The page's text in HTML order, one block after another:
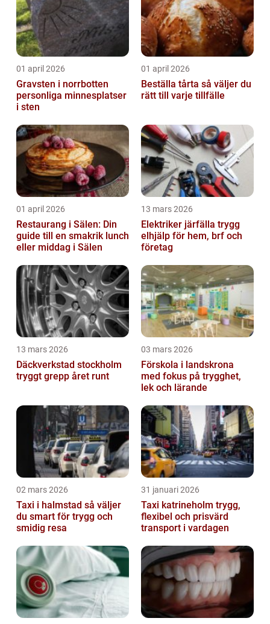
01 april 2026
Gravsten i norrbotten
personliga minnesplatser
i sten
01 april 2026
Beställa tårta så väljer du
rätt till varje tillfälle
01 april 2026
Restaurang i Sälen: Din
guide till en smakrik lunch
eller middag i Sälen
13 mars 2026
Elektriker järfälla trygg
elhjälp för hem, brf och
företag
13 mars 2026
Däckverkstad stockholm
tryggt grepp året runt
03 mars 2026
Förskola i landskrona
med fokus på trygghet,
lek och lärande
02 mars 2026
Taxi i halmstad så väljer
du smart för trygg och
smidig resa
31 januari 2026
Taxi katrineholm trygg,
flexibel och prisvärd
transport i vardagen